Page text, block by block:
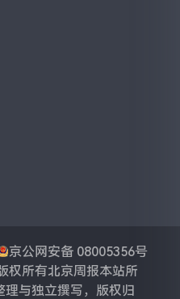
京公网安备 08005356号
权所有北京周报本站所
与独立撰写，版权归